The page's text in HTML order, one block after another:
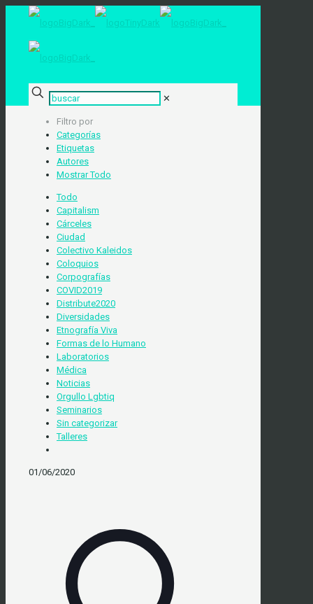
✕
Filtro por
Categorías
Etiquetas
Autores
Mostrar Todo
Todo
Capitalism
Cárceles
Ciudad
Colectivo Kaleidos
Coloquios
Corpografías
COVID2019
Distribute2020
Diversidades
Etnografía Viva
Formas de lo Humano
Laboratorios
Médica
Noticias
Orgullo Lgbtiq
Seminarios
Sin categorizar
Talleres
01/06/2020